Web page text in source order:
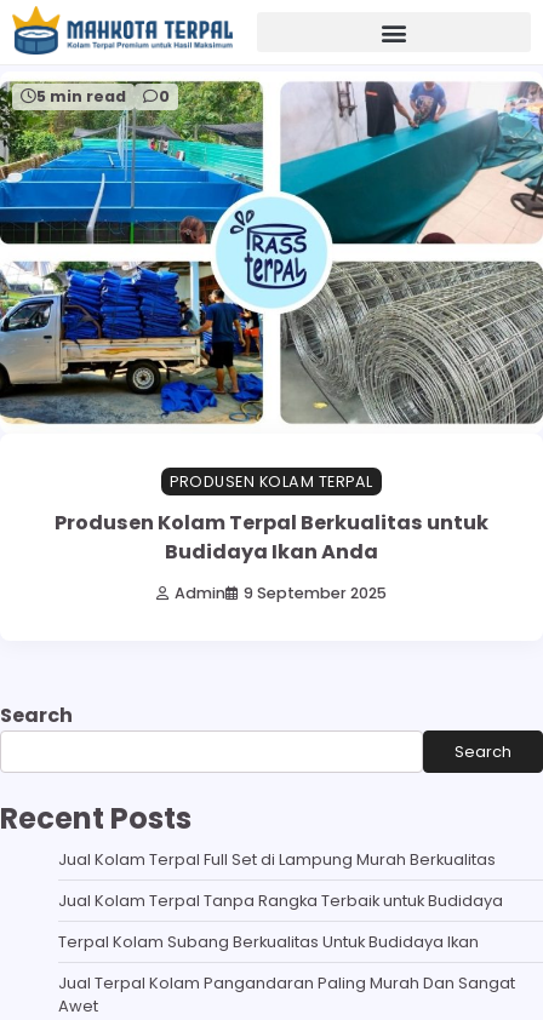
Home terpal orchid
5 min read 0
PRODUSEN KOLAM TERPAL
Produsen Kolam Terpal Berkualitas untuk
Budidaya Ikan Anda
Admin 9 September 2025
Search
Search
Recent Posts
Jual Kolam Terpal Full Set di Lampung Murah Berkualitas
Jual Kolam Terpal Tanpa Rangka Terbaik untuk Budidaya
Terpal Kolam Subang Berkualitas Untuk Budidaya Ikan
Jual Terpal Kolam Pangandaran Paling Murah Dan Sangat
Awet